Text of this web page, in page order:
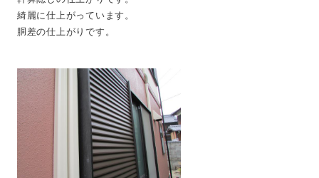
綺麗に仕上がっています。
胴差の仕上がりです。